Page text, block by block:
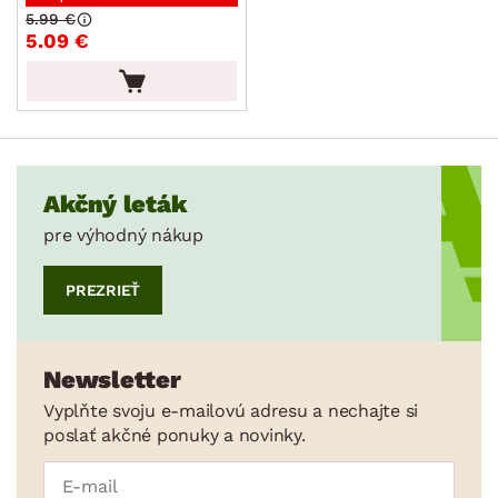
Plechy a pekáče
Príbory
Varešky a naberačky
Poháre a poháriky
Príslušenstvo ku káve a čaju
Kuchynské nože
Džbány a karafy
Záhradné doplnky
Osvetlenie
Ukladanie a organizácia
5.09 €
5.99 €
Akčný leták
pre výhodný nákup
PREZRIEŤ
Newsletter
Vyplňte svoju e-mailovú adresu a nechajte si
poslať akčné ponuky a novinky.